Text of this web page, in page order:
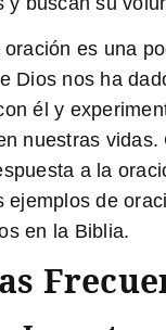
es una
Dios nos ha
él y
nuestras vidas.
a la
ejemplos de
en la Biblia.